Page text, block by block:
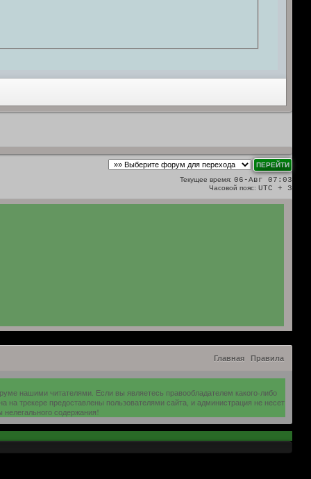
Текущее время: 06-Авг 07:03
Часовой пояс: UTC + 3
Главная Правила
нашими читателями. Если вы являетесь правообладателем какого-либо
трекере предоставлены пользователями сайта, и администрация не несет
содержания!